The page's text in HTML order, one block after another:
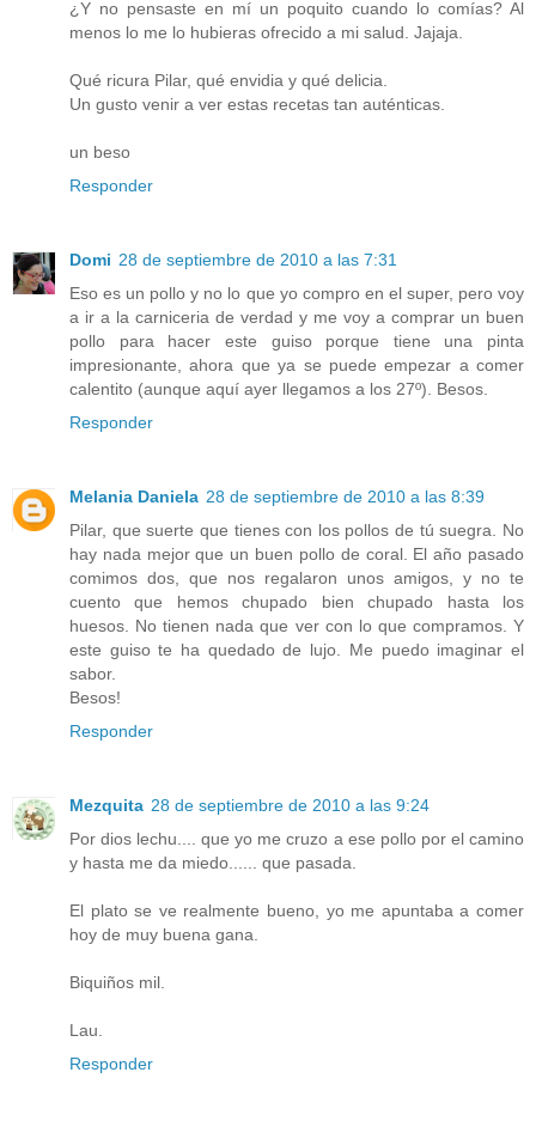
¿Y no pensaste en mí un poquito cuando lo comías? Al
menos lo me lo hubieras ofrecido a mi salud. Jajaja.
Qué ricura Pilar, qué envidia y qué delicia.
Un gusto venir a ver estas recetas tan auténticas.
un beso
Responder
Domi 28 de septiembre de 2010 a las 7:31
Eso es un pollo y no lo que yo compro en el super, pero voy
a ir a la carniceria de verdad y me voy a comprar un buen
pollo para hacer este guiso porque tiene una pinta
impresionante, ahora que ya se puede empezar a comer
calentito (aunque aquí ayer llegamos a los 27º). Besos.
Responder
Melania Daniela 28 de septiembre de 2010 a las 8:39
Pilar, que suerte que tienes con los pollos de tú suegra. No
hay nada mejor que un buen pollo de coral. El año pasado
comimos dos, que nos regalaron unos amigos, y no te
cuento que hemos chupado bien chupado hasta los
huesos. No tienen nada que ver con lo que compramos. Y
este guiso te ha quedado de lujo. Me puedo imaginar el
sabor.
Besos!
Responder
Mezquita 28 de septiembre de 2010 a las 9:24
Por dios lechu.... que yo me cruzo a ese pollo por el camino
y hasta me da miedo...... que pasada.
El plato se ve realmente bueno, yo me apuntaba a comer
hoy de muy buena gana.
Biquiños mil.
Lau.
Responder